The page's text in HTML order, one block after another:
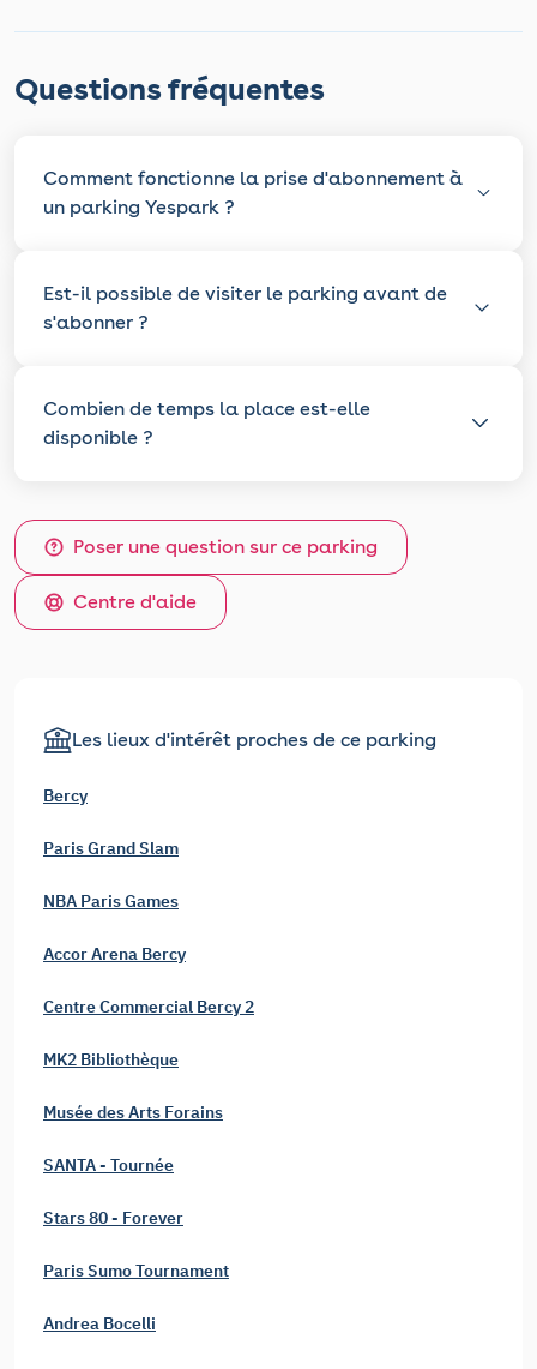
Questions fréquentes
Comment fonctionne la prise d'abonnement à
un parking Yespark ?
Est-il possible de visiter le parking avant de
s'abonner ?
Combien de temps la place est-elle
disponible ?
Poser une question sur ce parking
Centre d'aide
Les lieux d'intérêt proches de ce parking
Bercy
Paris Grand Slam
NBA Paris Games
Accor Arena Bercy
Centre Commercial Bercy 2
MK2 Bibliothèque
Musée des Arts Forains
SANTA - Tournée
Stars 80 - Forever
Paris Sumo Tournament
Andrea Bocelli